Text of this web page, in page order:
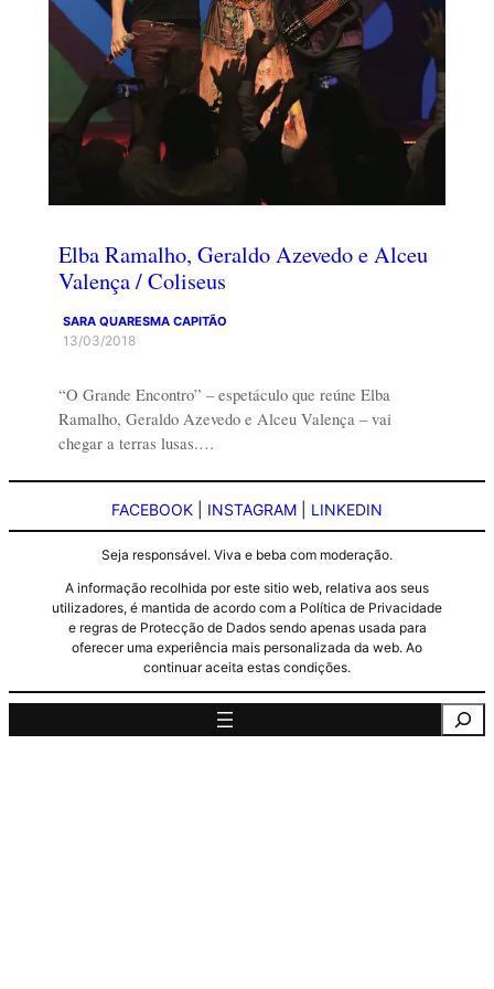
Elba Ramalho, Geraldo Azevedo e Alceu
Valença / Coliseus
SARA QUARESMA CAPITÃO
13/03/2018
“O Grande Encontro” – espetáculo que reúne Elba
Ramalho, Geraldo Azevedo e Alceu Valença – vai
chegar a terras lusas.…
FACEBOOK INSTAGRAM LINKEDIN
Seja responsável. Viva e beba com moderação.
A informação recolhida por este sitio web, relativa aos seus
utilizadores, é mantida de acordo com a Política de Privacidade
e regras de Protecção de Dados sendo apenas usada para
oferecer uma experiência mais personalizada da web. Ao
continuar aceita estas condições.